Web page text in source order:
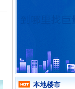
本地楼市